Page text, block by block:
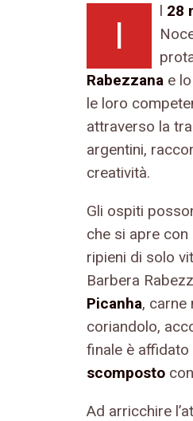
I
l 28
Rabezzana e lo
le loro
attraverso la
argentini,
creatività.
Gli ospiti
che si apre con
ripieni di solo
Barbera
Picanha, carne
coriandolo,
finale è affidato
scomposto
Ad arricchire